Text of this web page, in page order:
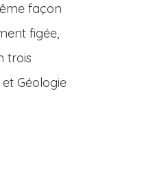
façon
figée,
trois
Géologie